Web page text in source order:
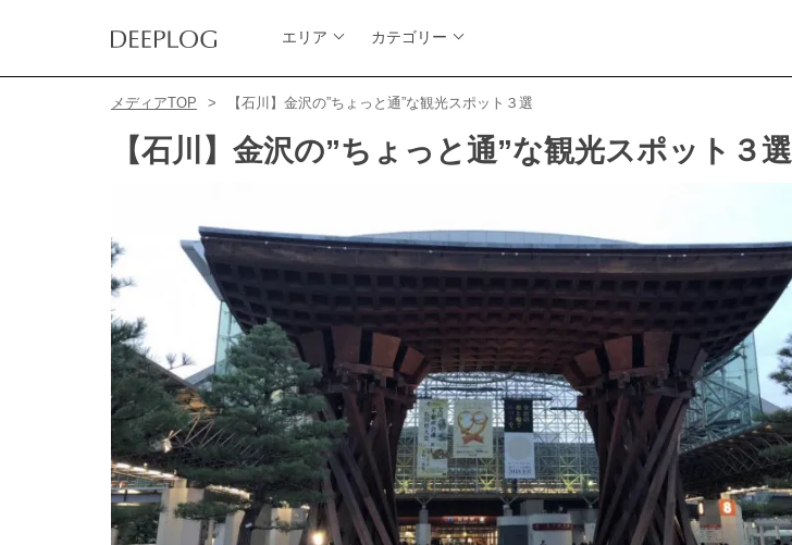
エリア カテゴリー
メディアTOP 【石川】金沢の”ちょっと通”な観光スポット３選
【石川】金沢の”ちょっと通”な観光スポット３選